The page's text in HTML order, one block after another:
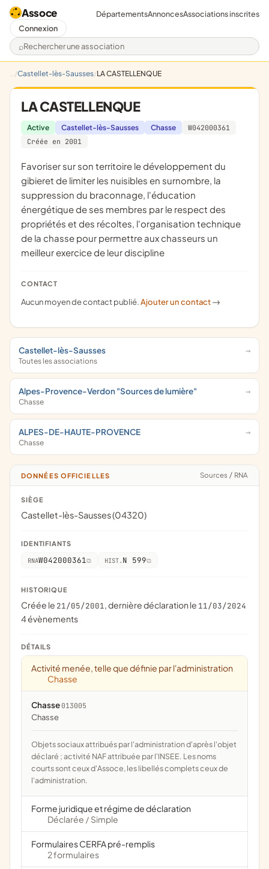
Assoce
Rechercher une association
DépartementsAnnoncesAssociations inscrites
Connexion
Castellet-lès-Sausses LA CASTELLENQUE
LA CASTELLENQUE
Active Castellet-lès-Sausses Chasse
W042000361
Créée en 2001
favoriser sur son territoire le développement du
gibieret de limiter les nuisibles en surnombre, la
suppression du braconnage, l'éducation
énergétique de ses membres par le respect des
propriétés et des récoltes, l'organisation technique
de la chasse pour permettre aux chasseurs un
meilleur exercice de leur discipline
CONTACT
Aucun moyen de contact publié.Ajouter un contact ->
Castellet-lès-Sausses
Toutes les associations
Alpes-Provence-Verdon "Sources de lumière"
Chasse
ALPES-DE-HAUTE-PROVENCE
Chasse
DONNÉES OFFICIELLES Sources / RNA
SIÈGE
Castellet-lès-Sausses (04320)
IDENTIFIANTS
RNAW042000361 HIST. N 599
HISTORIQUE
Créée le 21/05/2001, dernière déclaration le 11/03/2024
4 évènements
DÉTAILS
Activité menée, telle que définie par l'administration
Chasse
Chasse 013005
chasse
Objets sociaux attribués par l'administration d'après l'objet
déclaré ; activité NAF attribuée par l'INSEE. Les noms
courts sont ceux d'Assoce, les libellés complets ceux de
l'administration.
Forme juridique et régime de déclaration
Déclarée / Simple
Formulaires CERFA pré-remplis
2 formulaires